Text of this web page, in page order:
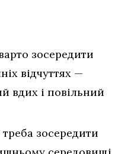
зосередити
відчуттях —
вдих і повільний
зосередити